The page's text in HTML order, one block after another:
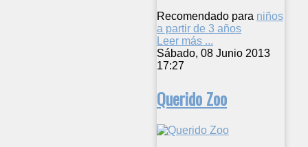
Recomendado para niños
a partir de 3 años
Leer más ...
Sábado, 08 Junio 2013
17:27
Querido Zoo